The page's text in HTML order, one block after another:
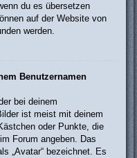
du es übersetzen
auf der Website von
werden.
Benutzernamen
bei deinem
ist meist mit deinem
oder Punkte, die
Forum angeben. Das
„Avatar“ bezeichnet. Es